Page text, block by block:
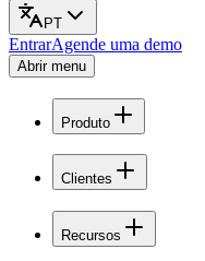
PT
EntrarAgende uma demo
Abrir menu
Produto
Clientes
Recursos